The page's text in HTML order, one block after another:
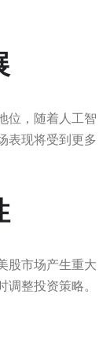
位，随着人工智
表现将受到更多
股市场产生重大
整投资策略。